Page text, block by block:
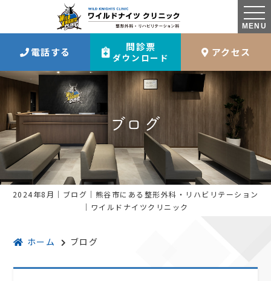
MENU
電話する 問診票
ダウンロード アクセス
ブログ
2024年8月｜ブログ｜熊谷市にある整形外科・リハビリテーション
｜ワイルドナイツクリニック
ホーム ブログ